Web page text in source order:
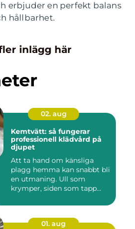
erbjuder en perfekt balans
hållbarhet.
inlägg här
02. aug
Kemtvätt: så fungerar
professionell klädvård på
djupet
Att ta hand om känsliga
plagg hemma kan snabbt bli
en utmaning. Ull som
krymper, siden som tapp...
01. aug